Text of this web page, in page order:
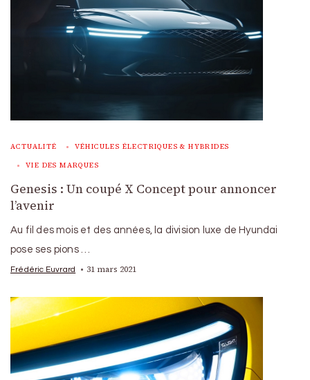
ACTUALITÉ VÉHICULES ÉLECTRIQUES & HYBRIDES
VIE DES MARQUES
Genesis : Un coupé X Concept pour annoncer
l’avenir
Au fil des mois et des années, la division luxe de Hyundai
pose ses pions …
Frédéric Euvrard 31 mars 2021